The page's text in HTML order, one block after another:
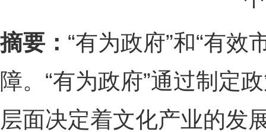
摘要： “有为政府”和“有
障。“有为政府”通过制定
层面决定着文化产业的发